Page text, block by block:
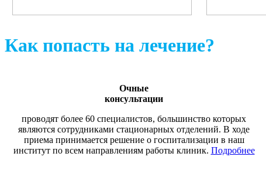
Как попасть на лечение?
Очные
консультации
проводят более 60 специалистов, большинство которых
являются сотрудниками стационарных отделений. В ходе
приема принимается решение о госпитализации в наш
институт по всем направлениям работы клиник. Подробнее